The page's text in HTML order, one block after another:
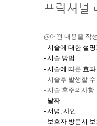
프락셔널
@어떤 내용을 작
- 시술에 대한 설
- 시술 방법
- 시술에 따른 효과
- 시술후 발생할
- 시술 후주의사항
- 날짜
- 서명, 사인
- 보호자 방문시